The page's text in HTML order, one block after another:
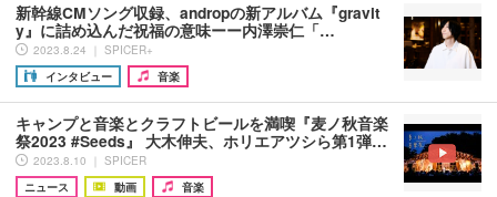
新幹線CMソング収録、andropの新アルバム『gravit
y』に詰め込んだ祝福の意味ーー内澤崇仁「…
2023.8.24 ｜ SPICER+
インタビュー
音楽
キャンプと音楽とクラフトビールを満喫『麦ノ秋音楽
祭2023 #Seeds』 大木伸夫、ホリエアツシら第1弾…
2023.8.10 ｜ SPICER
ニュース
動画 音楽